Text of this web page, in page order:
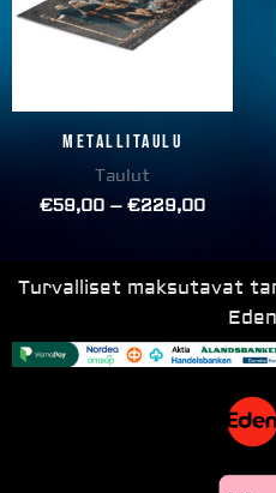
Metallitaulu
Taulut
€59,00 – €229,00
Turvalliset maksutavat